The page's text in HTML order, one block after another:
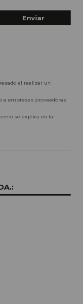
al realizar un
a empresas proveedoras
se explica en la